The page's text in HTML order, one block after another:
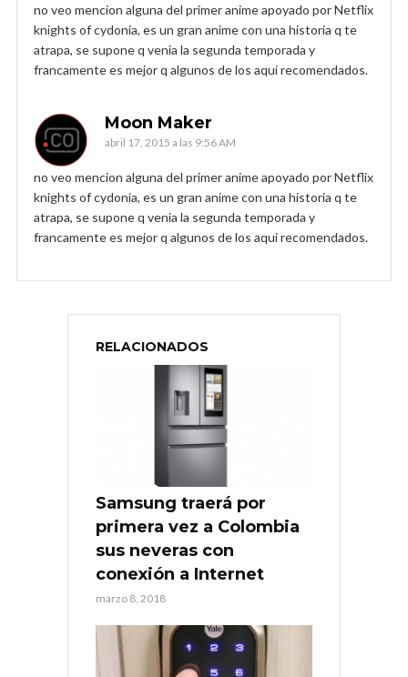
no veo mencion alguna del primer anime apoyado por Netflix
knights of cydonia, es un gran anime con una historia q te
atrapa, se supone q venia la segunda temporada y
francamente es mejor q algunos de los aqui recomendados.
Moon Maker
abril 17, 2015 a las 9:56 AM
no veo mencion alguna del primer anime apoyado por Netflix
knights of cydonia, es un gran anime con una historia q te
atrapa, se supone q venia la segunda temporada y
francamente es mejor q algunos de los aqui recomendados.
RELACIONADOS
Samsung traerá por
primera vez a Colombia
sus neveras con
conexión a Internet
marzo 8, 2018